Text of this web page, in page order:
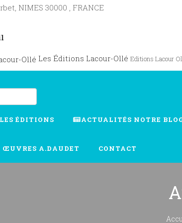
, NIMES 30000 , FRANCE
Les Éditions Lacour-Ollé Editions Lacour
LES ÉDITIONS ACTUALITÉS NOTRE
ŒUVRES A.DAUDET CONTACT